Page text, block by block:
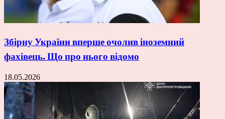
Збірну України вперше очолив іноземний
фахівець. Що про нього відомо
18.05.2026